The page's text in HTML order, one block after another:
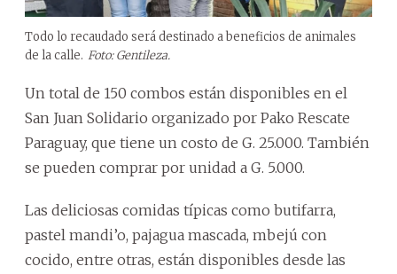
Todo lo recaudado será destinado a beneficios de animales
de la calle. Foto: Gentileza.
Un total de 150 combos están disponibles en el
San Juan Solidario organizado por Pako Rescate
Paraguay, que tiene un costo de G. 25.000. También
se pueden comprar por unidad a G. 5.000.
Las deliciosas comidas típicas como butifarra,
pastel mandi’o, pajagua mascada, mbejú con
cocido, entre otras, están disponibles desde las